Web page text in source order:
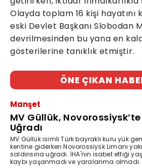
Olayda toplam 16 kişi hayatını
eski Devlet Başkanı Slobodan
devrilmesinden bu yana en
gösterilerine tanıklık etmiştir.
ÖNE ÇIKAN
Manşet
MV Güllük, Novorossiysk’te
Uğradı
MV Güllük isimli Türk bayraklı kuru yük
kentine giderken Novorossiysk Limanı
saldırısına uğradı. İHA'nın isabet ettiği
kaybı yaşanmadı ve yaralanma olmadı.